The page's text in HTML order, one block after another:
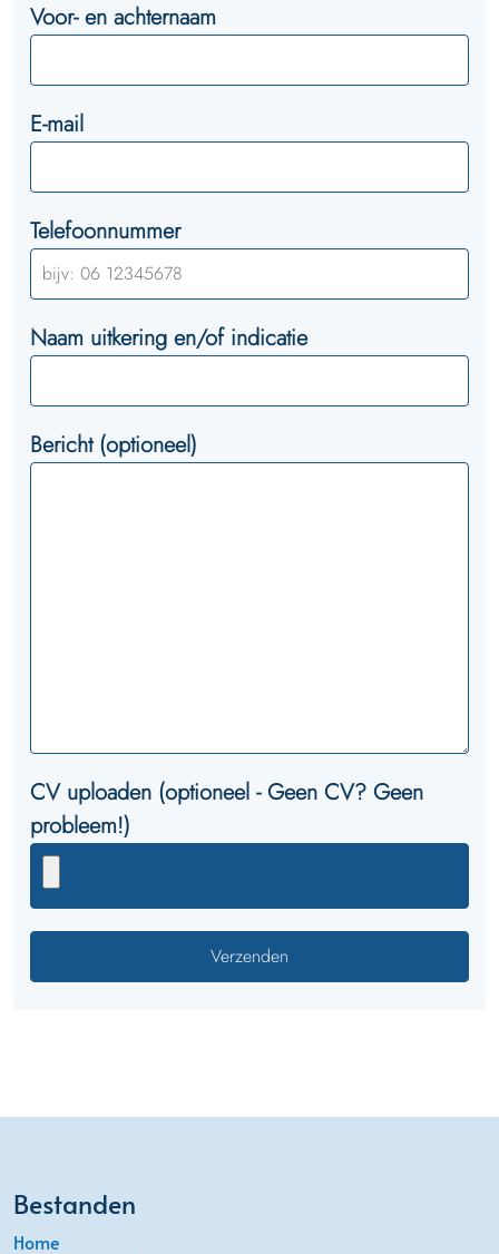
Voor- en achternaam
E-mail
Telefoonnummer
Naam uitkering en/of indicatie
Bericht (optioneel)
CV uploaden (optioneel - Geen CV? Geen
probleem!)
Bestanden
Home